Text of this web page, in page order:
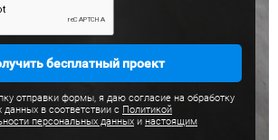
бесплатный проект
отправки формы, я даю согласие на обработку
в соответствии с Политикой
персональных данных и настоящим